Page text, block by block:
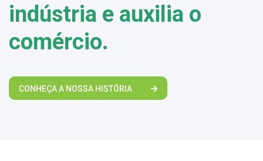
indústria e auxilia o
comércio.
CONHEÇA A NOSSA HISTÓRIA